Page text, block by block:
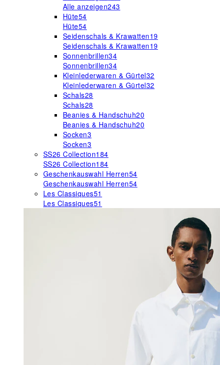
Alle anzeigen243
Hüte54
Hüte54
Seidenschals & Krawatten19
Seidenschals & Krawatten19
Sonnenbrillen34
Sonnenbrillen34
Kleinlederwaren & Gürtel32
Kleinlederwaren & Gürtel32
Schals28
Schals28
Beanies & Handschuh20
Beanies & Handschuh20
Socken3
Socken3
SS26 Collection184
SS26 Collection184
Geschenkauswahl Herren54
Geschenkauswahl Herren54
Les Classiques51
Les Classiques51